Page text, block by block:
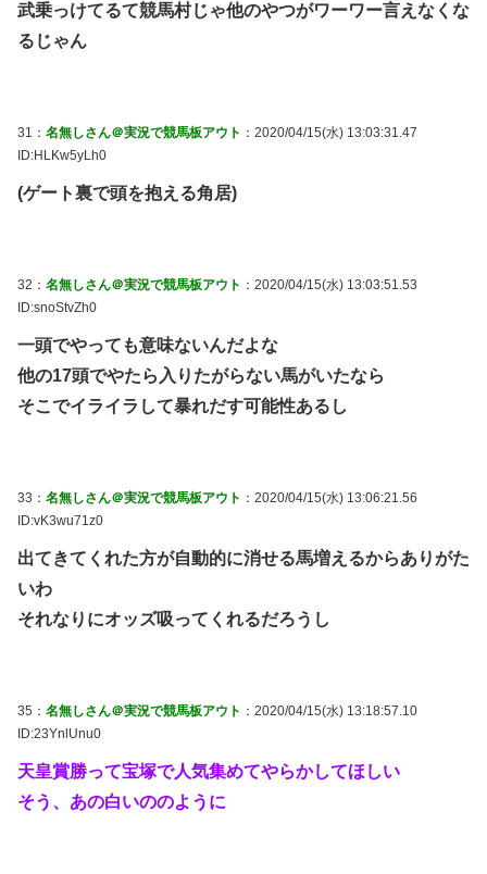
武乗っけてるて競馬村じゃ他のやつがワーワー言えなくな
るじゃん
31： 名無しさん＠実況で競馬板アウト ：2020/04/15(水) 13:03:31.47
ID:HLKw5yLh0
(ゲート裏で頭を抱える角居)
32： 名無しさん＠実況で競馬板アウト ：2020/04/15(水) 13:03:51.53
ID:snoStvZh0
一頭でやっても意味ないんだよな
他の17頭でやたら入りたがらない馬がいたなら
そこでイライラして暴れだす可能性あるし
33： 名無しさん＠実況で競馬板アウト ：2020/04/15(水) 13:06:21.56
ID:vK3wu71z0
出てきてくれた方が自動的に消せる馬増えるからありがた
いわ
それなりにオッズ吸ってくれるだろうし
35： 名無しさん＠実況で競馬板アウト ：2020/04/15(水) 13:18:57.10
ID:23YnlUnu0
天皇賞勝って宝塚で人気集めてやらかしてほしい
そう、あの白いののように